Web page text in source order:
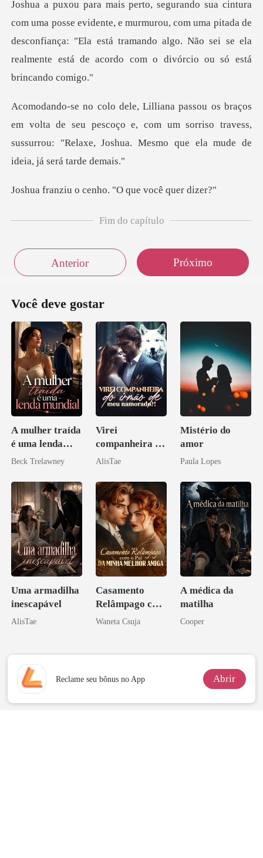
e murmurou, com uma pitada de
desconfiança: "Ela está tramando algo. Não sei
a de seu pescoço e, com um sorriso travess,
sussurrou: "Relax
cenho. "O que v
Fim do capítulo
Anterior Próximo
Você deve gostar
A mulher traída
é uma lenda
mundial
Beck Trelawney
Virei
companheira do
irmão de meu
AlisTae
Mistério do
amor
Paula Lopes
Uma armadilha
inescapável
AlisTae
Casamento
Relâmpago com
o Pai da Minha
Waneta Csuja
A médica da
matilha
Cooper
Reclame seu bônus no App Abrir